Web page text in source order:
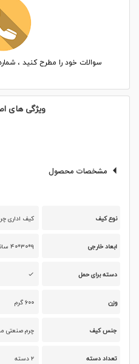
سوالات خود را مطرح کنید ، شماره تماس
ویژگی های
مشخصات محصول
نوع کیف کیف اداری
ابعاد خارجی
دسته برای حمل
وزن ۶۰۰ گرم
جنس کیف چرم صنعتی
تعداد دسته